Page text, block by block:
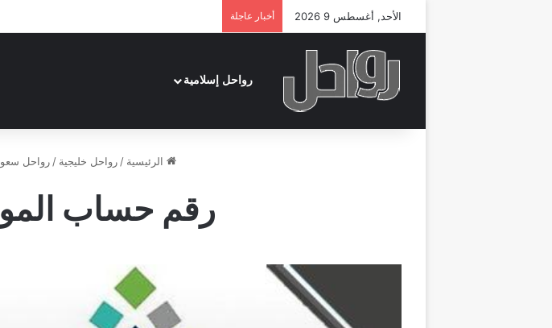
الأحد, أغسطس 9 2026 أخبار عاجلة
رواحل إسلامية
الرئيسية / رواحل خليجية / رواحل
رقم حساب